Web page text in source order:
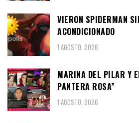
VIERON SPIDERMAN
ACONDICIONADO
1 AGOSTO, 2026
MARINA DEL PILAR Y
PANTERA ROSA”
1 AGOSTO, 2026